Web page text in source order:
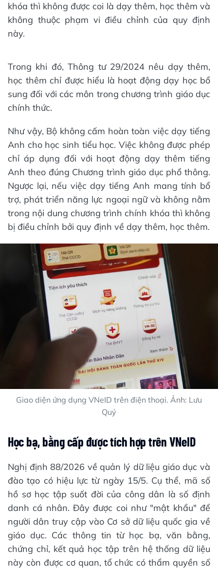
khóa thì không được coi là dạy thêm, học thêm và
không thuộc phạm vi điều chỉnh của quy định
này.
Trong khi đó, Thông tư 29/2024 nêu dạy thêm,
học thêm chỉ được hiểu là hoạt động dạy học bổ
sung đối với các môn trong chương trình giáo dục
chính thức.
Như vậy, Bộ không cấm hoàn toàn việc dạy tiếng
Anh cho học sinh tiểu học. Việc không được phép
chỉ áp dụng đối với hoạt động dạy thêm tiếng
Anh theo đúng Chương trình giáo dục phổ thông.
Ngược lại, nếu việc dạy tiếng Anh mang tính bổ
trợ, phát triển năng lực ngoại ngữ và không nằm
trong nội dung chương trình chính khóa thì không
bị điều chỉnh bởi quy định về dạy thêm, học thêm.
Giao diện ứng dụng VNeID trên điện thoại. Ảnh: Lưu
Quý
Học bạ, bằng cấp được tích hợp trên VNeID
Nghị định 88/2026 về quản lý dữ liệu giáo dục và
đào tạo có hiệu lực từ ngày 15/5. Cụ thể, mã số
hồ sơ học tập suốt đời của công dân là số định
danh cá nhân. Đây được coi như "mật khẩu" để
người dân truy cập vào Cơ sở dữ liệu quốc gia về
giáo dục. Các thông tin từ học bạ, văn bằng,
chứng chỉ, kết quả học tập trên hệ thống dữ liệu
này còn được cơ quan, tổ chức có thẩm quyền số